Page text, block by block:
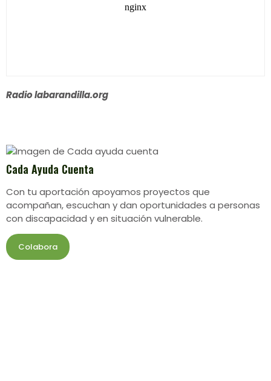
Radio labarandilla.org
Cada Ayuda Cuenta
Con tu aportación apoyamos proyectos que
acompañan, escuchan y dan oportunidades a personas
con discapacidad y en situación vulnerable.
Colabora